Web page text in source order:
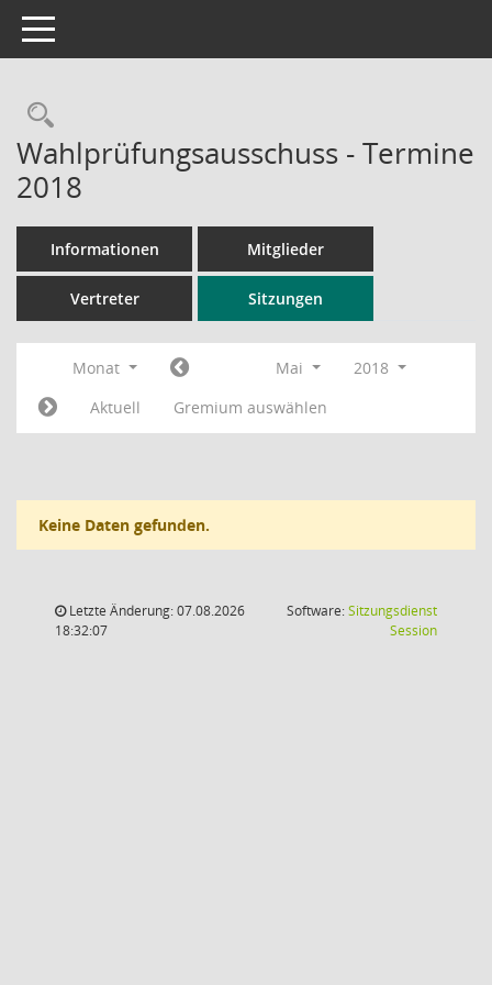
Toggle navigation
Rechercheauswahl
Wahlprüfungsausschuss - Termine
2018
Informationen Mitglieder
Vertreter Sitzungen
Monat Mai
2018
Aktuell
Gremium auswählen
Keine Daten gefunden.
Letzte Änderung: 07.08.2026
18:32:07
Software:Sitzungsdienst
Session(Wird in